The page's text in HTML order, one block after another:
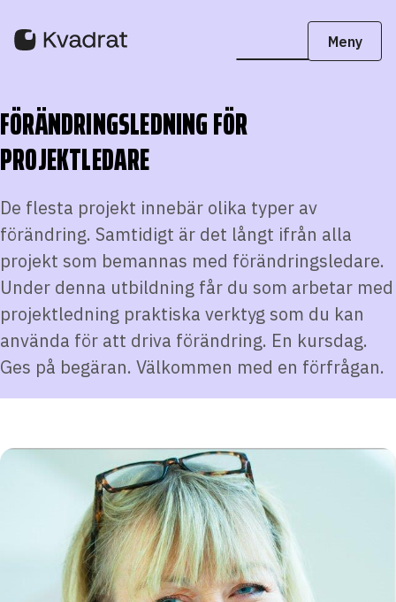
FÖRÄNDRINGSLEDNING FÖR
PROJEKTLEDARE
De flesta projekt innebär olika typer av
förändring. Samtidigt är det långt ifrån alla
projekt som bemannas med förändringsledare.
Under denna utbildning får du som arbetar med
projektledning praktiska verktyg som du kan
använda för att driva förändring. En kursdag.
Ges på begäran. Välkommen med en förfrågan.